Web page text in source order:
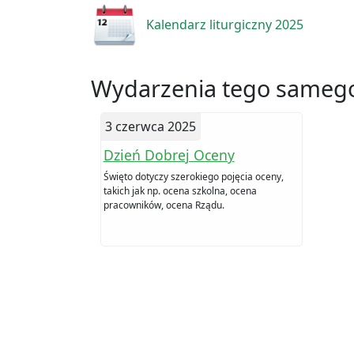
Kalendarz liturgiczny 2025
Wydarzenia tego
3 czerwca 2025
Dzień Dobrej Oceny
Święto dotyczy szerokiego pojęcia oceny,
takich jak np. ocena szkolna, ocena
pracowników, ocena Rządu.